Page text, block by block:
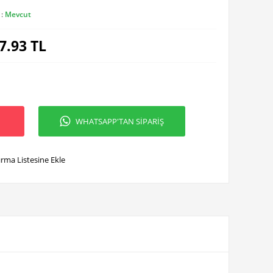
Mevcut
TL
WHATSAPP'TAN SİPARİŞ
Listesine Ekle